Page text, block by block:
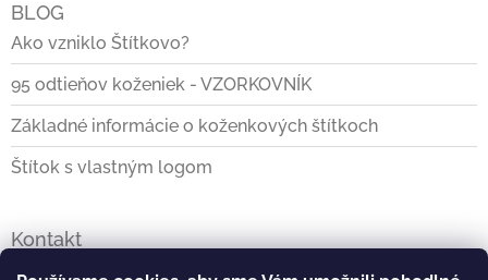
BLOG
Ako vzniklo Štítkovo?
95 odtieňov koženiek - VZORKOVNÍK
Základné informácie o koženkových štítkoch
Štítok s vlastným logom
Kontakt